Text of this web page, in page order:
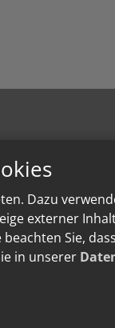
Dazu
externer
Sie,
in unserer